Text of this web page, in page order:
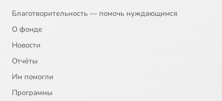
Благотворительность — помочь нуждающимся
О фонде
Новости
Отчёты
Им помогли
Программы